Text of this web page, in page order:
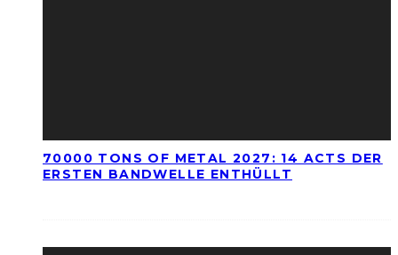
70000 TONS OF METAL 2027: 14 ACTS DER
ERSTEN BANDWELLE ENTHÜLLT